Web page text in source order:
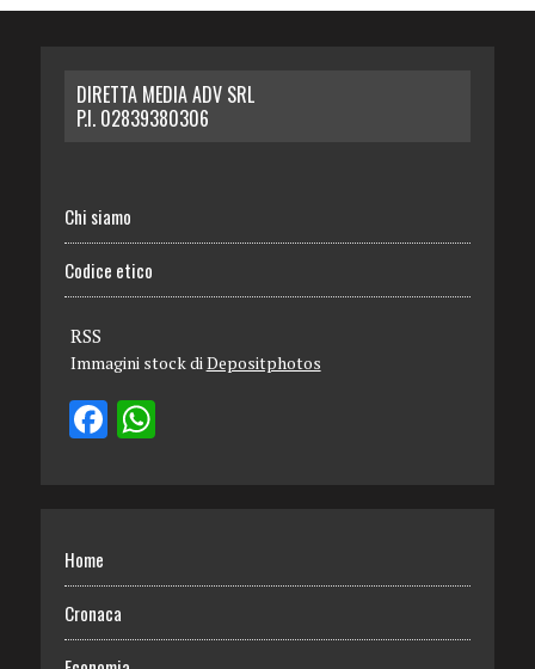
DIRETTA MEDIA ADV SRL
P.I. 02839380306
Chi siamo
Codice etico
RSS
Immagini stock di Depositphotos
Home
Cronaca